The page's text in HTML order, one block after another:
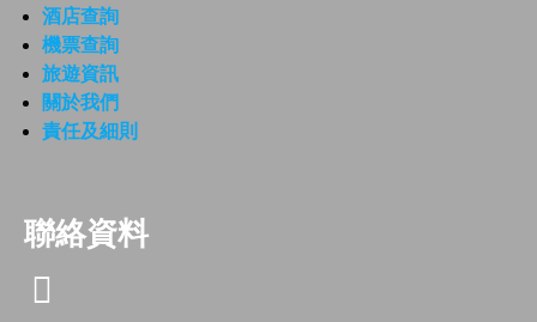
酒店查詢
機票查詢
旅遊資訊
關於我們
責任及細則
聯絡資料